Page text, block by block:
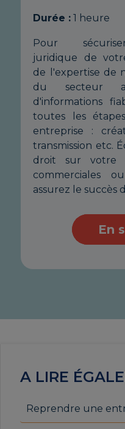
Durée : 1 heure
Pour
juridique de
de l'expertise de
du secteur
d'informations
toutes les
entreprise :
transmission etc.
droit sur votre
commerciales
assurez le succès
En
A LIRE
Reprendre une